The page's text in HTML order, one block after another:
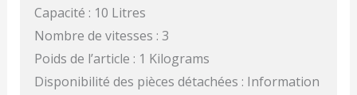
Capacité : 10 Litres
Nombre de vitesses : 3
Poids de l’article : 1 Kilograms
Disponibilité des pièces détachées : Information